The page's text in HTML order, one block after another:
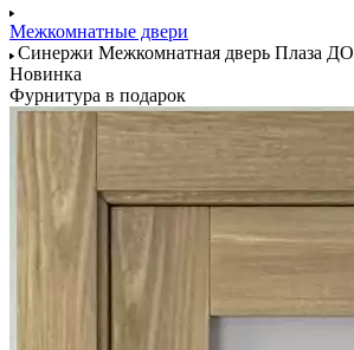
Межкомнатные двери
Синержи Межкомнатная дверь Плаза ДО
Новинка
Фурнитура в подарок